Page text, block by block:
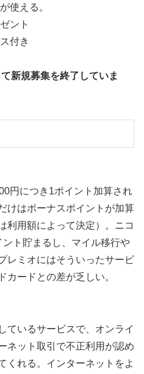
が使える。
ント
付き
新規募集を終了していま
円につき1ポイント加算され
けはボーナスポイントが加算
利用額によって決定）。ニコ
ト貯まるし、マイル移行や
レミオにはそういったサービ
カードとの差が乏しい。
ているサービスで、オンライ
ネット取引で不正利用が認め
くれる。インターネットをよ